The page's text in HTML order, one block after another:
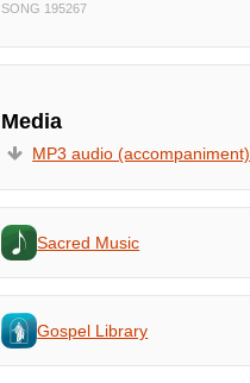
SONG 195267
Media
MP3 audio (accompaniment)
Sacred Music
Gospel Library